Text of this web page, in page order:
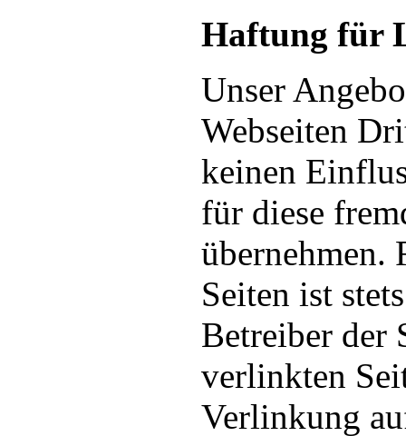
Haftung für
Unser
Webseiten
keinen
für diese
übernehmen.
Seiten ist
Betreiber der
verlinkten
Verlinkung